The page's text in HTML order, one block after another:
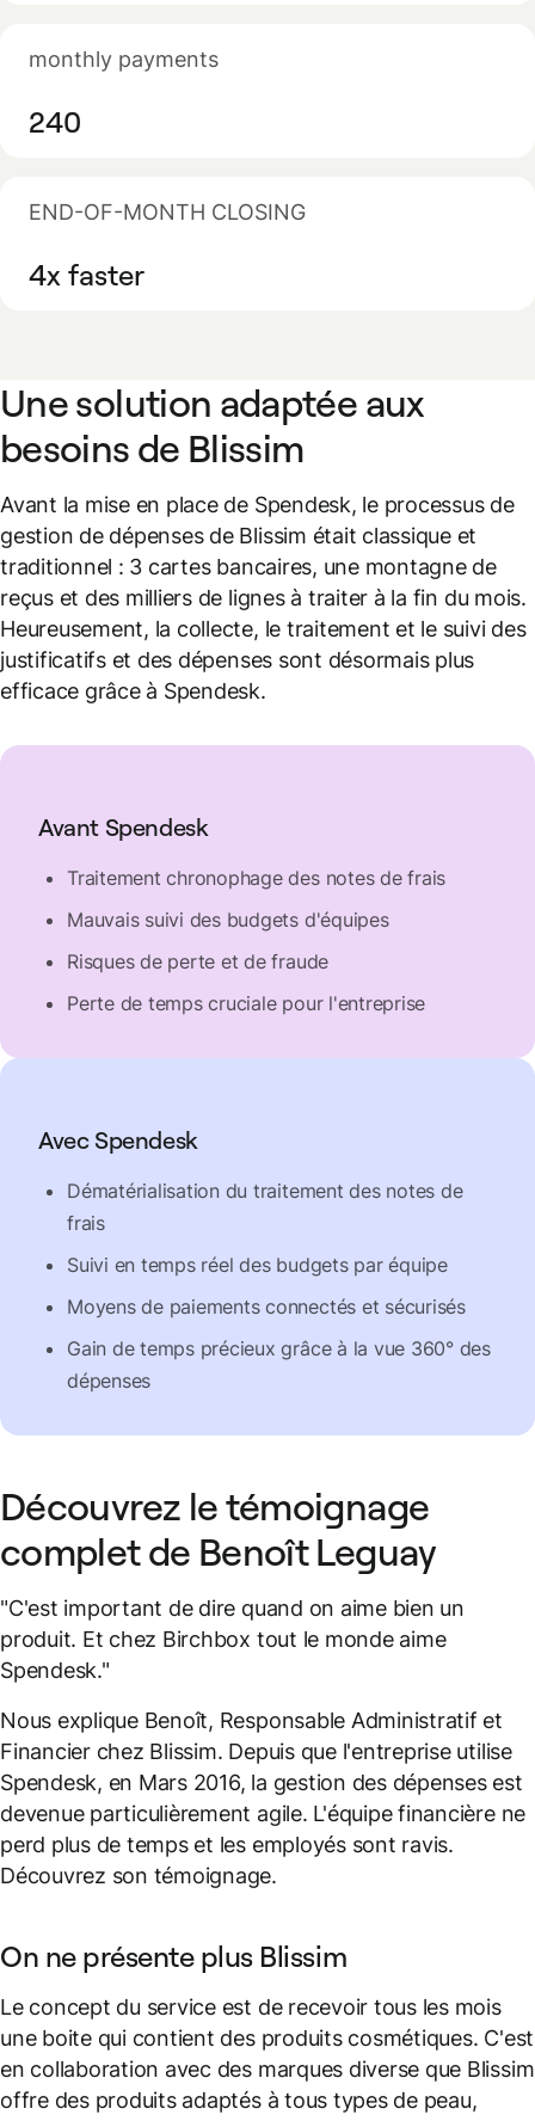
monthly payments
240
END-OF-MONTH CLOSING
4x faster
Une solution adaptée aux
besoins de Blissim
Avant la mise en place de Spendesk, le processus de
gestion de dépenses de Blissim était classique et
traditionnel : 3 cartes bancaires, une montagne de
reçus et des milliers de lignes à traiter à la fin du mois.
Heureusement, la collecte, le traitement et le suivi des
justificatifs et des dépenses sont désormais plus
efficace grâce à Spendesk.
Avant Spendesk
Traitement chronophage des notes de frais
Mauvais suivi des budgets d'équipes
Risques de perte et de fraude
Perte de temps cruciale pour l'entreprise
Avec Spendesk
Dématérialisation du traitement des notes de
frais
Suivi en temps réel des budgets par équipe
Moyens de paiements connectés et sécurisés
Gain de temps précieux grâce à la vue 360° des
dépenses
Découvrez le témoignage
complet de Benoît Leguay
"C'est important de dire quand on aime bien un
produit. Et chez Birchbox tout le monde aime
Spendesk."
Nous explique Benoît, Responsable Administratif et
Financier chez Blissim. Depuis que l'entreprise utilise
Spendesk, en Mars 2016, la gestion des dépenses est
devenue particulièrement agile. L'équipe financière ne
perd plus de temps et les employés sont ravis.
Découvrez son témoignage.
On ne présente plus Blissim
Le concept du service est de recevoir tous les mois
une boite qui contient des produits cosmétiques. C'est
en collaboration avec des marques diverse que Blissim
offre des produits adaptés à tous types de peau,